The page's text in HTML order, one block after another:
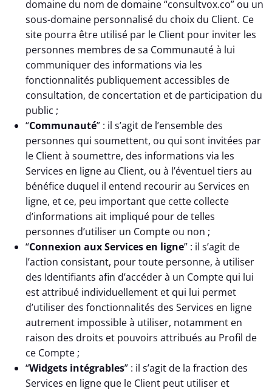
domaine du nom de domaine “consultvox.co” ou un
sous-domaine personnalisé du choix du Client. Ce
site pourra être utilisé par le Client pour inviter les
personnes membres de sa Communauté à lui
communiquer des informations via les
fonctionnalités publiquement accessibles de
consultation, de concertation et de participation du
public ;
“Communauté” : il s’agit de l’ensemble des
personnes qui soumettent, ou qui sont invitées par
le Client à soumettre, des informations via les
Services en ligne au Client, ou à l’éventuel tiers au
bénéfice duquel il entend recourir au Services en
ligne, et ce, peu important que cette collecte
d’informations ait impliqué pour de telles
personnes d’utiliser un Compte ou non ;
“Connexion aux Services en ligne” : il s’agit de
l’action consistant, pour toute personne, à utiliser
des Identifiants afin d’accéder à un Compte qui lui
est attribué individuellement et qui lui permet
d’utiliser des fonctionnalités des Services en ligne
autrement impossible à utiliser, notamment en
raison des droits et pouvoirs attribués au Profil de
ce Compte ;
“Widgets intégrables” : il s’agit de la fraction des
Services en ligne que le Client peut utiliser et